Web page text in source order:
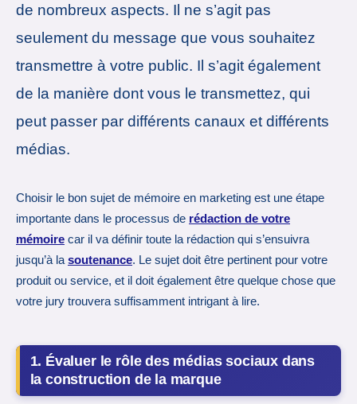
de nombreux aspects. Il ne s’agit pas
seulement du message que vous souhaitez
transmettre à votre public. Il s’agit également
de la manière dont vous le transmettez, qui
peut passer par différents canaux et différents
médias.
Choisir le bon sujet de mémoire en marketing est une étape
importante dans le processus de rédaction de votre
mémoire car il va définir toute la rédaction qui s’ensuivra
jusqu’à la soutenance. Le sujet doit être pertinent pour votre
produit ou service, et il doit également être quelque chose que
votre jury trouvera suffisamment intrigant à lire.
1. Évaluer le rôle des médias sociaux dans
la construction de la marque